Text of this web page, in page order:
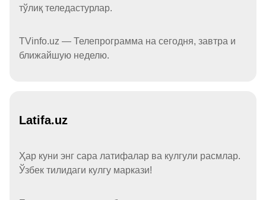
тўлиқ теледастурлар.
TVinfo.uz — Телепрограмма на сегодня, завтра и
ближайшую неделю.
Latifa.uz
Ҳар куни энг сара латифалар ва кулгули расмлар.
Ўзбек тилидаги кулгу маркази!